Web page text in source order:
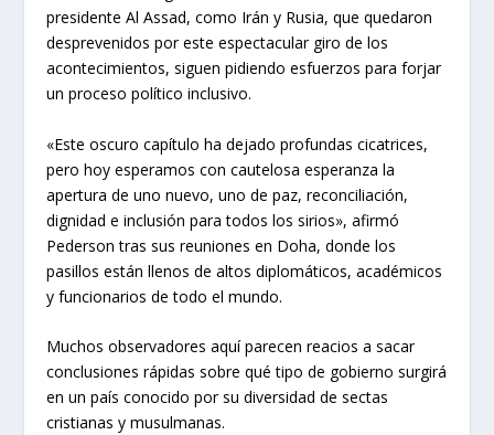
presidente Al Assad, como Irán y Rusia, que quedaron
desprevenidos por este espectacular giro de los
acontecimientos, siguen pidiendo esfuerzos para forjar
un proceso político inclusivo.
«Este oscuro capítulo ha dejado profundas cicatrices,
pero hoy esperamos con cautelosa esperanza la
apertura de uno nuevo, uno de paz, reconciliación,
dignidad e inclusión para todos los sirios», afirmó
Pederson tras sus reuniones en Doha, donde los
pasillos están llenos de altos diplomáticos, académicos
y funcionarios de todo el mundo.
Muchos observadores aquí parecen reacios a sacar
conclusiones rápidas sobre qué tipo de gobierno surgirá
en un país conocido por su diversidad de sectas
cristianas y musulmanas.